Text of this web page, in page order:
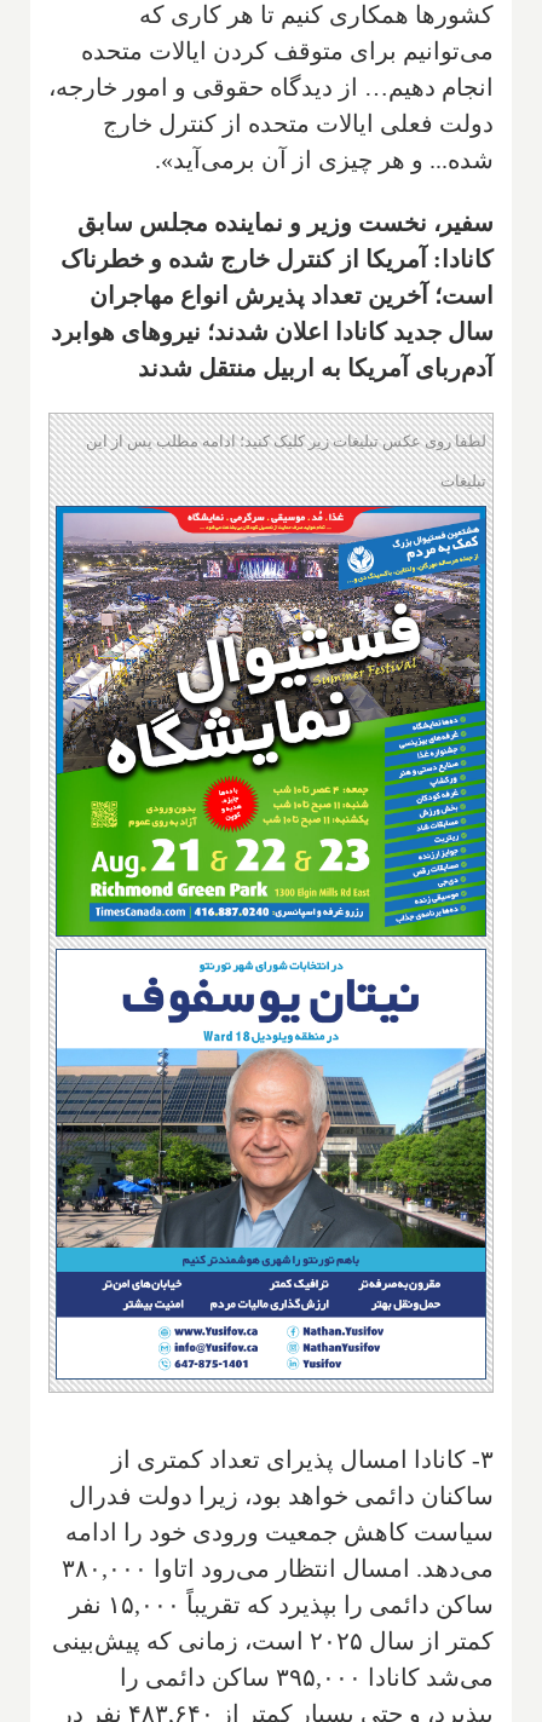
کشورها همکاری کنیم تا هر کاری که
می‌توانیم برای متوقف کردن ایالات متحده
انجام دهیم… از دیدگاه حقوقی و امور خارجه،
دولت فعلی ایالات متحده از کنترل خارج
شده... و هر چیزی از آن برمی‌آید».
سفیر، نخست وزیر و نماینده مجلس سابق
کانادا: آمریکا از کنترل خارج شده و خطرناک
است؛ آخرین تعداد پذیرش انواع مهاجران
سال جدید کانادا اعلان شدند؛ نیروهای هوابرد
آدم‌ربای آمریکا به اربیل منتقل شدند
لطفا روی عکس تبلیغات زیر کلیک کنید؛ ادامه مطلب پس از این
تبلیغات
۳- کانادا امسال پذیرای تعداد کمتری از
ساکنان دائمی خواهد بود، زیرا دولت فدرال
سیاست کاهش جمعیت ورودی خود را ادامه
می‌دهد. امسال انتظار می‌رود اتاوا ۳۸۰,۰۰۰
ساکن دائمی را بپذیرد که تقریباً ۱۵,۰۰۰ نفر
کمتر از سال ۲۰۲۵ است، زمانی که پیش‌بینی
می‌شد کانادا ۳۹۵,۰۰۰ ساکن دائمی را
بپذیرد، و حتی بسیار کمتر از ۴۸۳,۶۴۰ نفر در